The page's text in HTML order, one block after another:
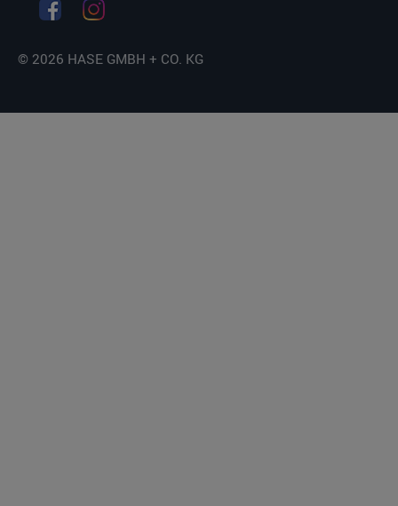
© 2026 HASE GMBH + CO. KG